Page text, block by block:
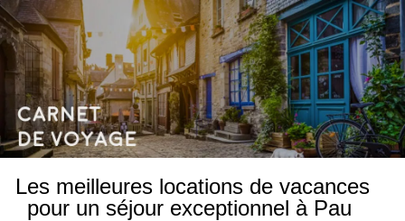
Les meilleures locations de vacances
pour un séjour exceptionnel à Pau